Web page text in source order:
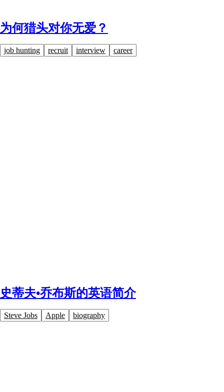
为何猎头对你无爱？
job hunting recruit interview career
史蒂夫•乔布斯的英语简介
Steve Jobs Apple biography